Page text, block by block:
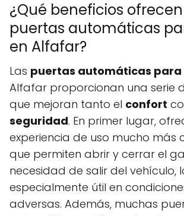
¿Qué beneficios
puertas automáticas
en Alfafar?
Las puertas automáticas
Alfafar proporcionan una serie
que mejoran tanto el confort
seguridad. En primer lugar,
experiencia de uso mucho más
que permiten abrir y cerrar el
necesidad de salir del vehículo,
especialmente útil en
adversas. Además, muchas